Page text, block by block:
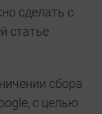
сделать с
статье
сбора
с целью